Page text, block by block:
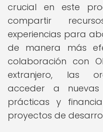
crucial en este
compartir
experiencias para
de manera más
colaboración con
extranjero, las
acceder a nuevas
prácticas y
proyectos de